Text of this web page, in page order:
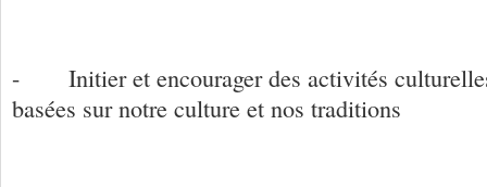
- Initier et encourager des activités
basées sur notre culture et nos traditions